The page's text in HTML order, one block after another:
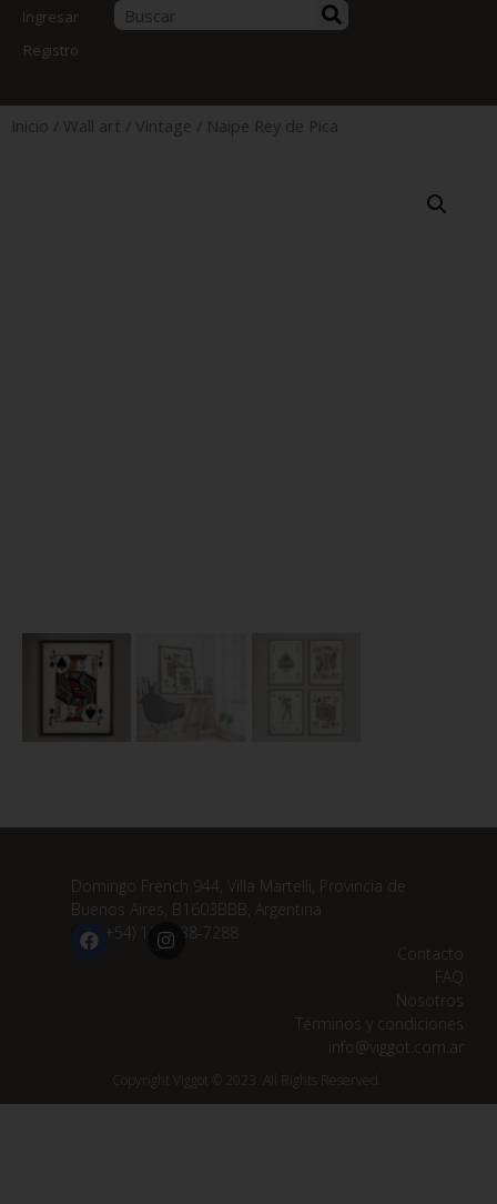
Ingresar
Registro
Inicio / Wall art / Vintage / Naipe Rey de Pica
Domingo French 944, Villa Martelli, Provincia de
Buenos Aires, B1603BBB, Argentina
(+54) 11 3838-7288
Contacto
FAQ
Nosotros
Términos y condiciones
info@viggot.com.ar
Copyright Viggot © 2023. All Rights Reserved.